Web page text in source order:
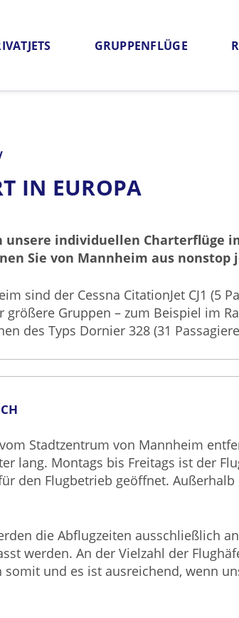
GRUPPENFLÜGE
IN EUROPA
unsere individuellen
Sie von Mannheim aus
sind der Cessna CitationJet CJ1 (5
größere Gruppen – zum Beispiel im
des Typs Dornier 328 (31
Stadtzentrum von Mannheim
lang. Montags bis Freitags ist der
den Flugbetrieb geöffnet.
die Abflugzeiten ausschließlich
werden. An der Vielzahl der
und es ist ausreichend, wenn